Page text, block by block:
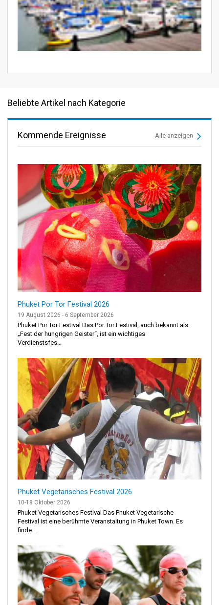
Beliebte Artikel nach Kategorie
Kommende Ereignisse Alle anzeigen
Phuket Por Tor Festival 2026
19 August 2026 - 6 September 2026
Phuket Por Tor Festival Das Por Tor Festival, auch bekannt als
„Fest der hungrigen Geister“, ist ein wichtiges
Verdienstsfes...
Phuket Vegetarisches Festival 2026
10-18 Oktober 2026
Phuket Vegetarisches Festival Das Phuket Vegetarische
Festival ist eine berühmte Veranstaltung in Phuket Town. Es
finde...